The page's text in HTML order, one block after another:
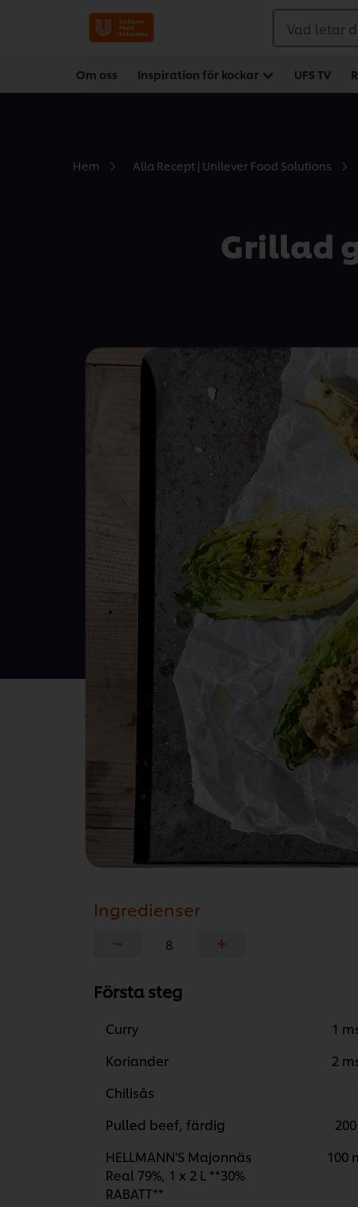
Vad letar
Om oss Inspiration för kockar UFS TV
Hem Alla Recept | Unilever Food Solutions
Grillad
Ingredienser
−
+
Första steg
Curry
1
Koriander
2
Chilisås
Pulled beef, färdig
HELLMANN'S Majonnäs
Real 79%, 1 x 2 L **30%
RABATT**
100